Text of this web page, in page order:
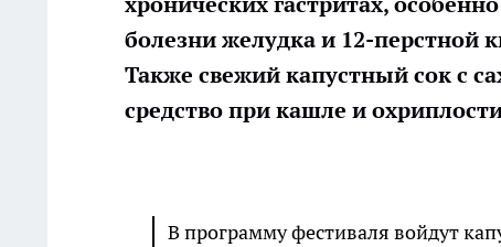
болезни желудка и 12-перстной
Также свежий капустный сок с
средство при кашле и
В программу фестиваля войдут